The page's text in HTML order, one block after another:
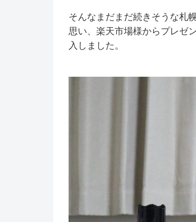
そんなまだまだ続きそうな札
思い、楽天市場様からプレゼ
入しました。